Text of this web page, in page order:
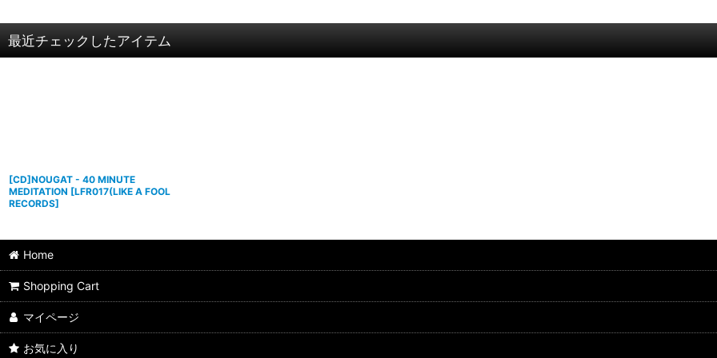
最近チェックしたアイテム
[CD]NOUGAT - 40 MINUTE
MEDITATION [LFR017(LIKE A FOOL
RECORDS]
Home
Shopping Cart
マイページ
お気に入り